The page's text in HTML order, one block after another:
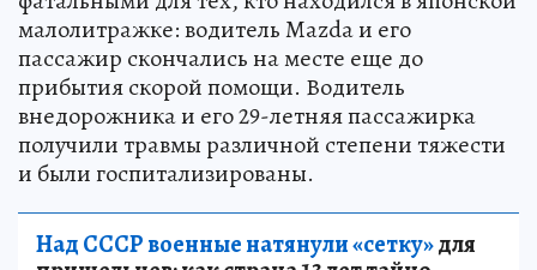
малолитражке: водитель Mazda и его
пассажир скончались на месте еще до
прибытия скорой помощи. Водитель
внедорожника и его 29-летняя пассажирка
получили травмы различной степени тяжести
и были госпитализированы.
Над СССР военные натянули «сетку»для